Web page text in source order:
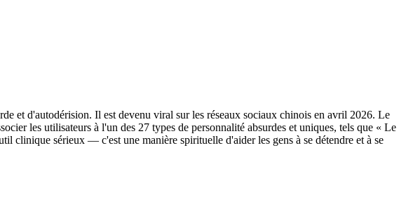
et d'autodérision. Il est devenu viral sur les réseaux sociaux chinois en avril 2026. Le
les utilisateurs à l'un des 27 types de personnalité absurdes et uniques, tels que « Le
sérieux — c'est une manière spirituelle d'aider les gens à se détendre et à se